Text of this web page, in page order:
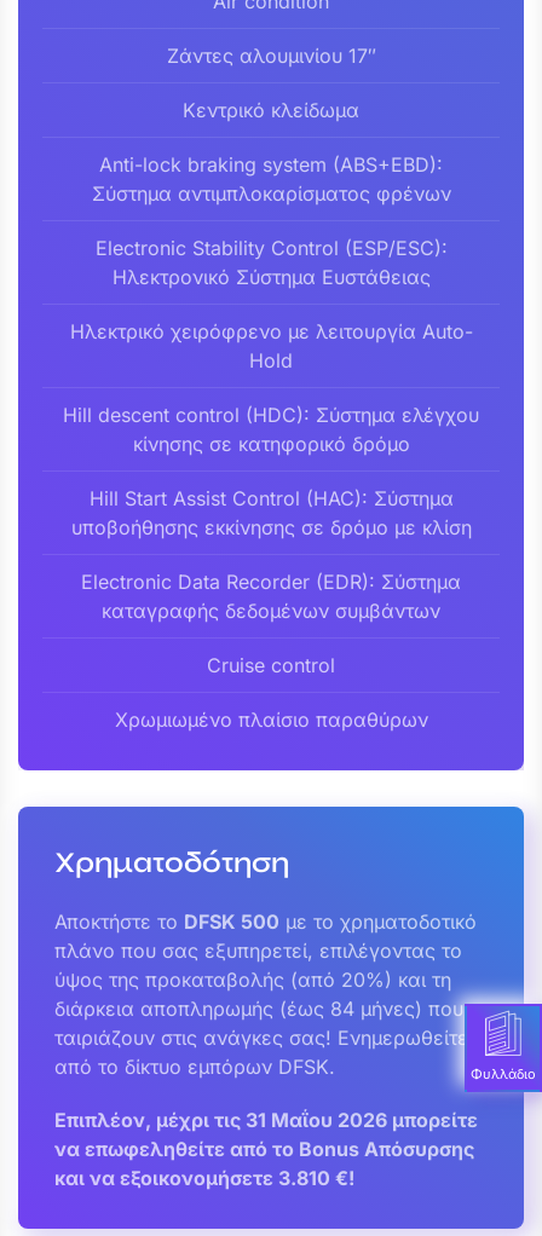
Φυλλάδιο
Ζάντες αλουμινίου 17″
Κεντρικό κλείδωμα
Anti-lock braking system (ABS+EBD):
Σύστημα αντιμπλοκαρίσματος φρένων
Electronic Stability Control (ESP/ESC):
Ηλεκτρονικό Σύστημα Ευστάθειας
Ηλεκτρικό χειρόφρενο με λειτουργία Auto-
Hold
Hill descent control (HDC): Σύστημα ελέγχου
κίνησης σε κατηφορικό δρόμο
Hill Start Assist Control (HAC): Σύστημα
υποβοήθησης εκκίνησης σε δρόμο με κλίση
Electronic Data Recorder (EDR): Σύστημα
καταγραφής δεδομένων συμβάντων
Cruise control
Χρωμιωμένο πλαίσιο παραθύρων
Χρηματοδότηση
Αποκτήστε το DFSK 500 με το χρηματοδοτικό
πλάνο που σας εξυπηρετεί, επιλέγοντας το
ύψος της προκαταβολής (από 20%) και τη
διάρκεια αποπληρωμής (έως 84 μήνες) που
ταιριάζουν στις ανάγκες σας! Ενημερωθείτε
από το δίκτυο εμπόρων DFSK.
Επιπλέον, μέχρι τις 31 Μαΐου 2026 μπορείτε
να επωφεληθείτε από το Bonus Aπόσυρσης
και να εξοικονομήσετε 3.810 €!